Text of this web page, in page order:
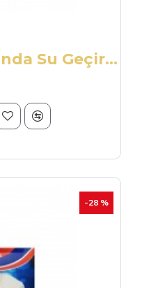
Ford Ecosport Branda Su Geçirmez Müflonlu No:1a
-28 %